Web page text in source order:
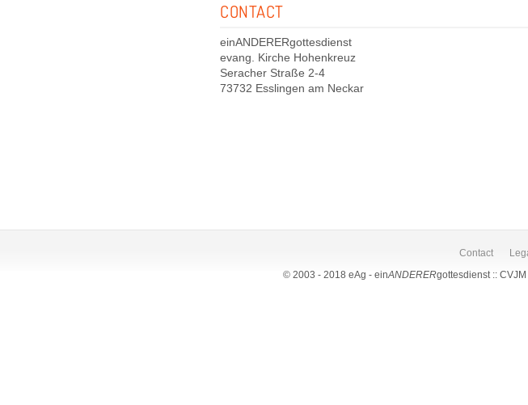
CONTACT
einANDERERgottesdienst
evang. Kirche Hohenkreuz
Seracher Straße 2-4
73732 Esslingen am Neckar
Contact
© 2003 - 2018 eAg - einANDERERgottesdienst ::